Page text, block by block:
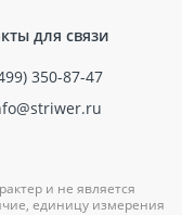
для связи
350-87-47
и не является
единицу измерения